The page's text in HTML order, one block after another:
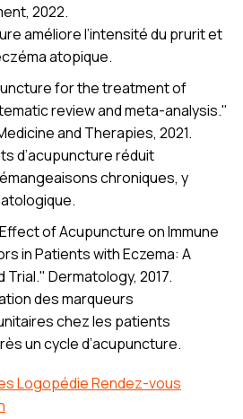
2022.
améliore l’intensité du prurit et
atopique.
for the treatment of
review and meta-analysis."
and Therapies, 2021.
d’acupuncture réduit
chroniques, y
of Acupuncture on Immune
in Patients with Eczema: A
Dermatology, 2017.
des marqueurs
chez les patients
un cycle d’acupuncture.
Logopédie Rendez-vous